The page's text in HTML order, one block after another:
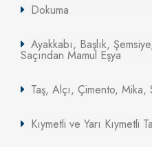
Dokuma
Ayakkabı, Başlık,
Saçından Mamul Eşya
Taş, Alçı, Çimento, Mika,
Kıymetli ve Yarı Kıymetli